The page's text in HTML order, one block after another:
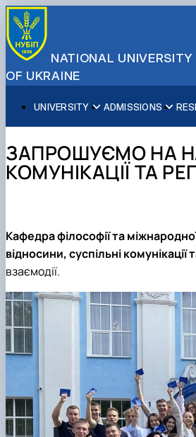
NATIONAL
OF UKRAINE
UNIVERSITY
About NUBiP
Campus & Facilities
Distinguished Community
ADMISSIONS
Academic Programs
International Student Support
About Ukraine and Kyiv
Research Excellence
Projects
Publications & Journals
Science for Business
Educational and Research
Educational & Research Farms
Research Institutes
Partnerships
Erasmus+ Mobility
International Relations Office
Faculties and Units
Press Service
ЗАПРОШУЄМО НА
КОМУНІКАЦІЇ ТА
Кафедра філософії та
відносини, суспільні комунікації
взаємодії.